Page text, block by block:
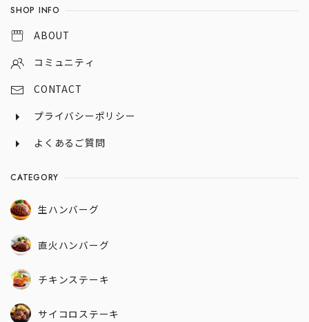
SHOP INFO
ABOUT
コミュニティ
CONTACT
プライバシーポリシー
よくあるご質問
CATEGORY
生ハンバーグ
直火ハンバーグ
チキンステーキ
サイコロステーキ